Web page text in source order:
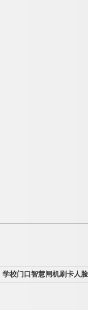
学校门口智慧闸机刷卡人